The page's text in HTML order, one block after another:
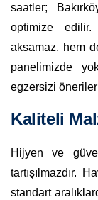
saatler;
optimize
aksamaz, hem
panelimizde
egzersizi
Kaliteli
Hijyen ve
tartışılmazdır.
standart